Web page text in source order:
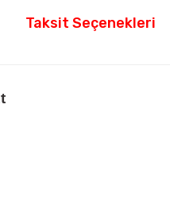
Taksit Seçenekleri